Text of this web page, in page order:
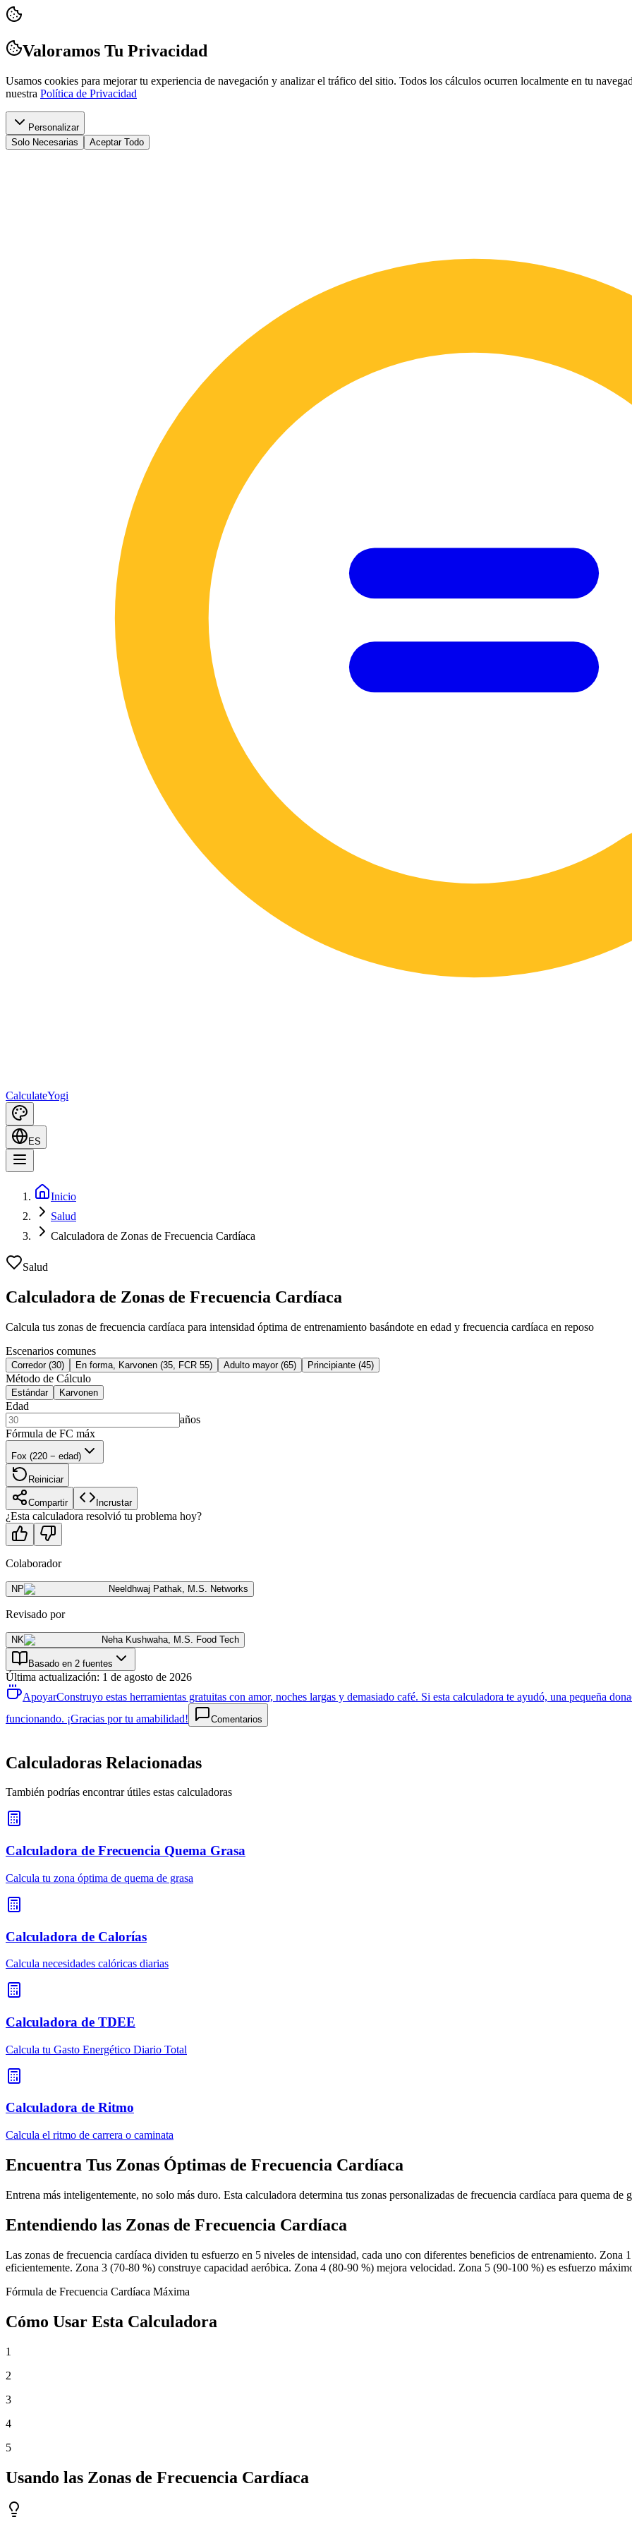
Valoramos Tu Privacidad
Usamos cookies para mejorar tu experiencia de navegación y analizar el tráfico del sitio. Todos los cálculos ocurren localmente en tu
nuestra Política de Privacidad
Personalizar
Solo Necesarias
Aceptar Todo
CalculateYogi
ES
Inicio
Salud
Calculadora de Zonas de Frecuencia Cardíaca
Salud
Calculadora de Zonas de Frecuencia Cardíaca
Calcula tus zonas de frecuencia cardíaca para intensidad óptima de entrenamiento basándote en edad y frecuencia cardíaca en reposo
Escenarios comunes
Corredor (30) En forma, Karvonen (35, FCR 55) Adulto mayor (65) Principiante (45)
Método de Cálculo
Estándar Karvonen
Edad
años
Fórmula de FC máx
Fox (220 − edad)
Reiniciar
Compartir Incrustar
¿Esta calculadora resolvió tu problema hoy?
Colaborador
NP Neeldhwaj Pathak M.S. Networks
Revisado por
NK Neha Kushwaha M.S. Food Tech
Basado en 2 fuentes
Última actualización: 1 de agosto de 2026
ApoyarConstruyo estas herramientas gratuitas con amor, noches largas y demasiado café. Si esta calculadora te ayudó, una pequeña
funcionando. ¡Gracias por tu amabilidad!
Comentarios
Calculadoras Relacionadas
También podrías encontrar útiles estas calculadoras
Calculadora de Frecuencia Quema Grasa
Calcula tu zona óptima de quema de grasa
Calculadora de Calorías
Calcula necesidades calóricas diarias
Calculadora de TDEE
Calcula tu Gasto Energético Diario Total
Calculadora de Ritmo
Calcula el ritmo de carrera o caminata
Encuentra Tus Zonas Óptimas de Frecuencia Cardíaca
Entrena más inteligentemente, no solo más duro. Esta calculadora determina tus zonas personalizadas de frecuencia cardíaca para quema
Entendiendo las Zonas de Frecuencia Cardíaca
Las zonas de frecuencia cardíaca dividen tu esfuerzo en 5 niveles de intensidad, cada uno con diferentes beneficios de entrenamiento. Zona
eficientemente. Zona 3 (70-80 %) construye capacidad aeróbica. Zona 4 (80-90 %) mejora velocidad. Zona 5 (90-100 %) es esfuerzo
Fórmula de Frecuencia Cardíaca Máxima
Cómo Usar Esta Calculadora
1
2
3
4
5
Usando las Zonas de Frecuencia Cardíaca